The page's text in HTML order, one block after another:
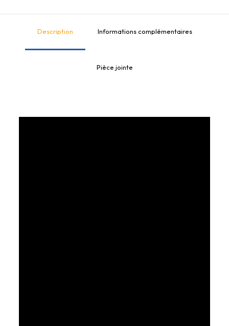
Description Informations complémentaires
Pièce jointe